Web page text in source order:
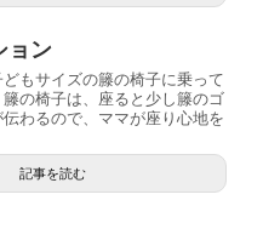
ョン
もサイズの籐の椅子に乗って
の椅子は、座ると少し籐のゴ
わるので、ママが座り心地を
記事を読む